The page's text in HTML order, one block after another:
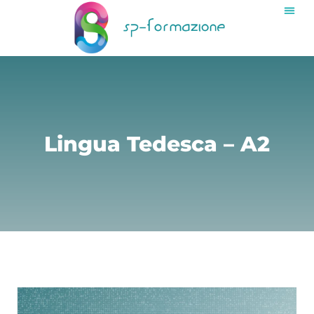
Lingua Tedesca – A2